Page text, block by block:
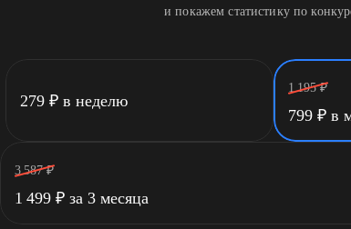
и покажем статистику по
279 ₽ в неделю
1 195 ₽
799 ₽ в
3 587 ₽
1 499 ₽ за 3 месяца